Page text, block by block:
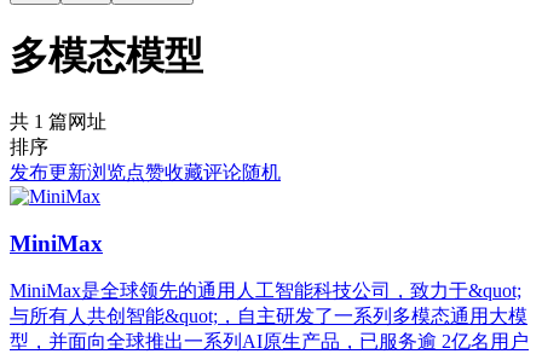
多模态模型
共 1 篇网址
排序
发布更新浏览点赞收藏评论随机
MiniMax
MiniMax是全球领先的通用人工智能科技公司，致力于&quot;
与所有人共创智能&quot;，自主研发了一系列多模态通用大模
型，并面向全球推出一系列AI原生产品，已服务逾 2亿名用户